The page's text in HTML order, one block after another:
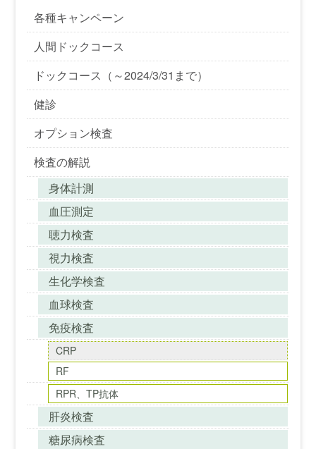
各種キャンペーン
人間ドックコース
ドックコース（～2024/3/31まで）
健診
オプション検査
検査の解説
身体計測
血圧測定
聴力検査
視力検査
生化学検査
血球検査
免疫検査
CRP
RF
RPR、TP抗体
肝炎検査
糖尿病検査